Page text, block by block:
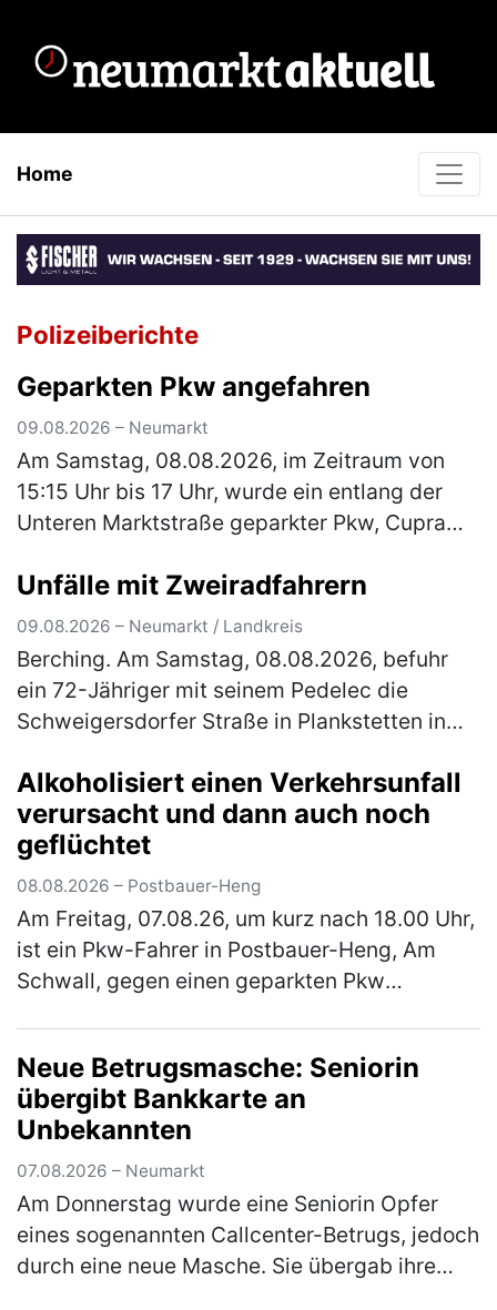
Home
Polizeiberichte
Geparkten Pkw angefahren
09.08.2026 – Neumarkt
Am Samstag, 08.08.2026, im Zeitraum von
15:15 Uhr bis 17 Uhr, wurde ein entlang der
Unteren Marktstraße geparkter Pkw, Cupra
angefahren. Der Unfallverursa…(mehr)
Unfälle mit Zweiradfahrern
09.08.2026 – Neumarkt / Landkreis
Berching. Am Samstag, 08.08.2026, befuhr
ein 72-Jähriger mit seinem Pedelec die
Schweigersdorfer Straße in Plankstetten in
Fahrfehlers alleinbeteiligt s…(mehr)
Alkoholisiert einen Verkehrsunfall
verursacht und dann auch noch
geflüchtet
08.08.2026 – Postbauer-Heng
Am Freitag, 07.08.26, um kurz nach 18.00 Uhr,
ist ein Pkw-Fahrer in Postbauer-Heng, Am
Schwall, gegen einen geparkten Pkw
Neue Betrugsmasche: Seniorin
übergibt Bankkarte an
Unbekannten
07.08.2026 – Neumarkt
Am Donnerstag wurde eine Seniorin Opfer
eines sogenannten Callcenter-Betrugs, jedoch
durch eine neue Masche. Sie übergab ihre